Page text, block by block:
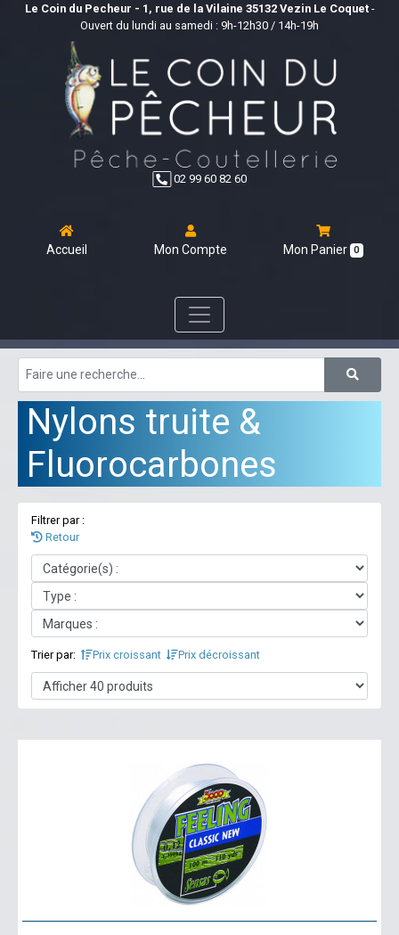
Le Coin du Pecheur - 1, rue de la Vilaine 35132 Vezin Le Coquet-
Ouvert du lundi au samedi : 9h-12h30 / 14h-19h
02 99 60 82 60
Accueil Mon Compte Mon Panier 0
Nylons truite &
Fluorocarbones
Filtrer par :
Retour
Trier par: Prix croissant Prix décroissant